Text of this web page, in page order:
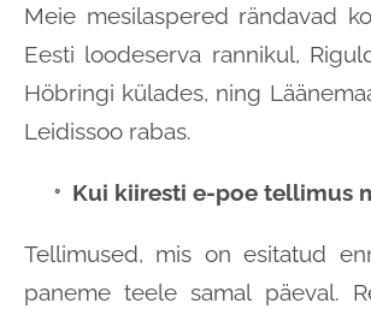
Meie mesilaspered rändavad
Eesti loodeserva rannikul,
Höbringi külades, ning
Leidissoo rabas.
Kui kiiresti e-poe tellimus
Tellimused, mis on esitatud
paneme teele samal päeval.